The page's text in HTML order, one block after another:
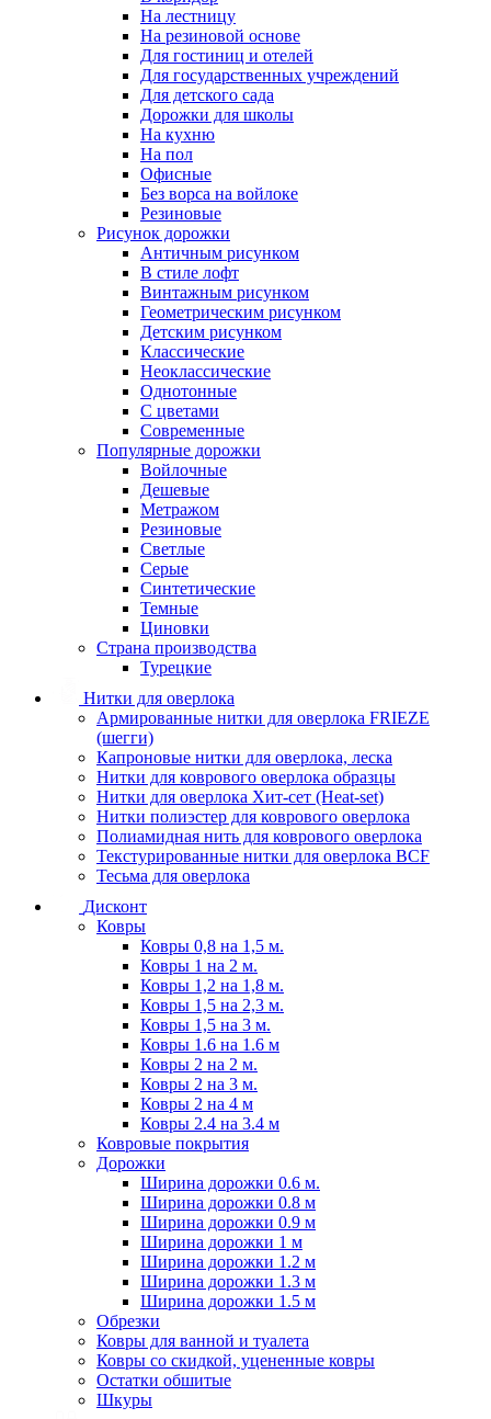
На лестницу
На резиновой основе
Для гостиниц и отелей
Для государственных учреждений
Для детского сада
Дорожки для школы
На кухню
На пол
Офисные
Без ворса на войлоке
Резиновые
Рисунок дорожки
Античным рисунком
В стиле лофт
Винтажным рисунком
Геометрическим рисунком
Детским рисунком
Классические
Неоклассические
Однотонные
С цветами
Современные
Популярные дорожки
Войлочные
Дешевые
Метражом
Резиновые
Светлые
Серые
Синтетические
Темные
Циновки
Страна производства
Турецкие
Нитки для оверлока
Армированные нитки для оверлока FRIEZE
(шегги)
Капроновые нитки для оверлока, леска
Нитки для коврового оверлока образцы
Нитки для оверлока Хит-сет (Heat-set)
Нитки полиэстер для коврового оверлока
Полиамидная нить для коврового оверлока
Текстурированные нитки для оверлока BCF
Тесьма для оверлока
Дисконт
Ковры
Ковры 0,8 на 1,5 м.
Ковры 1 на 2 м.
Ковры 1,2 на 1,8 м.
Ковры 1,5 на 2,3 м.
Ковры 1,5 на 3 м.
Ковры 1.6 на 1.6 м
Ковры 2 на 2 м.
Ковры 2 на 3 м.
Ковры 2 на 4 м
Ковры 2.4 на 3.4 м
Ковровые покрытия
Дорожки
Ширина дорожки 0.6 м.
Ширина дорожки 0.8 м
Ширина дорожки 0.9 м
Ширина дорожки 1 м
Ширина дорожки 1.2 м
Ширина дорожки 1.3 м
Ширина дорожки 1.5 м
Обрезки
Ковры для ванной и туалета
Ковры со скидкой, уцененные ковры
Остатки обшитые
Шкуры